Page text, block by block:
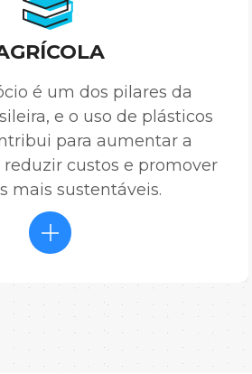
é um dos pilares da
e o uso de plásticos
para aumentar a
custos e promover
mais sustentáveis.